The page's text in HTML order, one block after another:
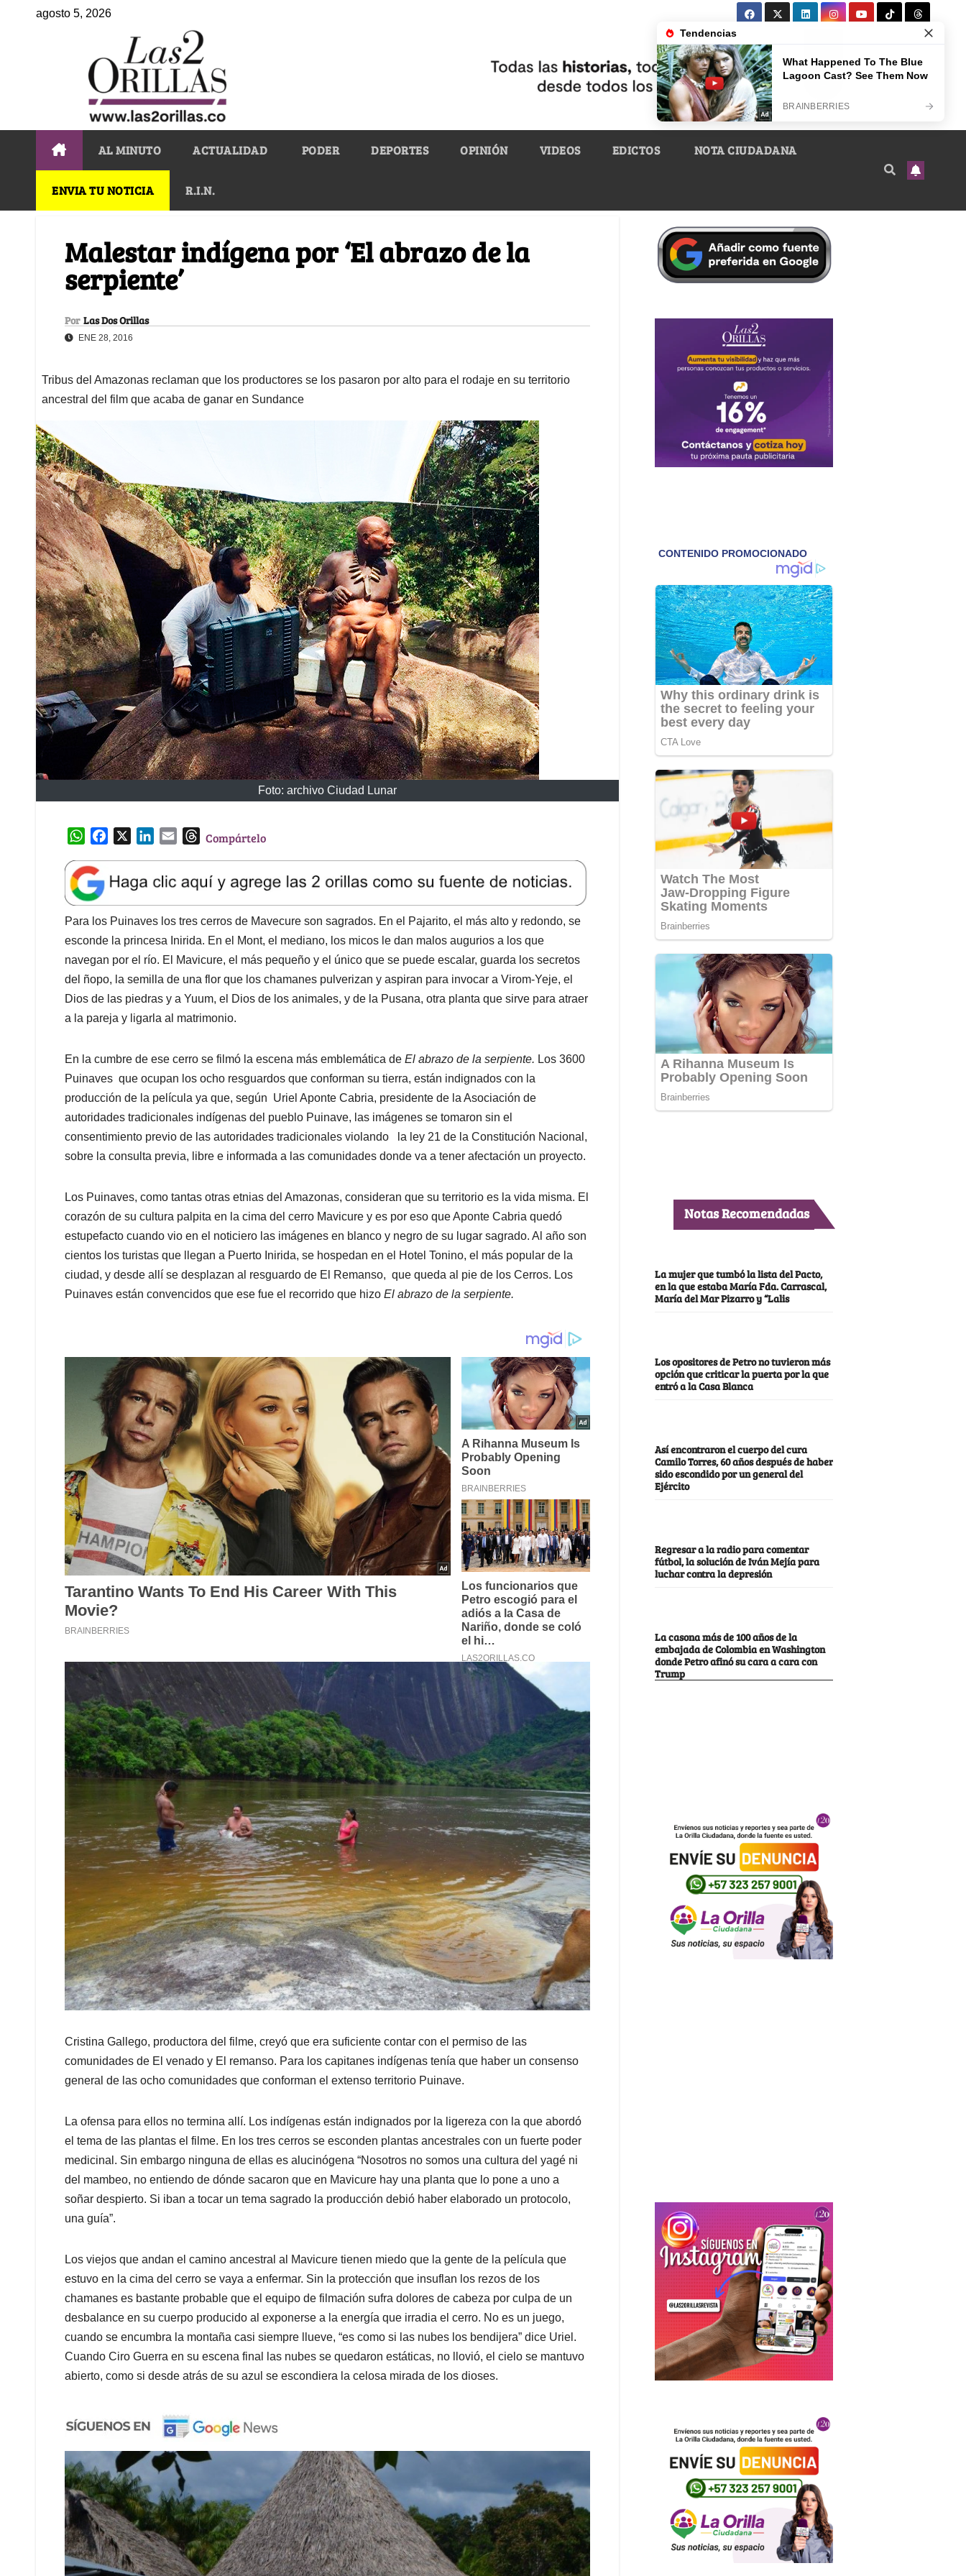
agosto 5, 2026
AL MINUTO ACTUALIDAD PODER DEPORTES OPINIÓN VIDEOS EDICTOS NOTA CIUDADANA
ENVIA TU NOTICIA R.I.N.
Malestar indígena por ‘El abrazo de la
serpiente’
Por Las Dos Orillas
ENE 28, 2016
Tribus del Amazonas reclaman que los productores se los pasaron por alto para el rodaje en su territorio
ancestral del film que acaba de ganar en Sundance
Foto: archivo Ciudad Lunar
W
a
t
s
A
p
p
e
b
o
o
k
k
e
d
I
n
l
T
e
a
d
s
Compártelo
Para los Puinaves los tres cerros de Mavecure son sagrados. En el Pajarito, el más alto y redondo, se
esconde la princesa Inirida. En el Mont, el mediano, los micos le dan malos augurios a los que
navegan por el río. El Mavicure, el más pequeño y el único que se puede escalar, guarda los secretos
del ñopo, la semilla de una flor que los chamanes pulverizan y aspiran para invocar a Virom-Yeje, el
Dios de las piedras y a Yuum, el Dios de los animales, y de la Pusana, otra planta que sirve para atraer
a la pareja y ligarla al matrimonio.
En la cumbre de ese cerro se filmó la escena más emblemática de El abrazo de la serpiente. Los 3600
Puinaves que ocupan los ocho resguardos que conforman su tierra, están indignados con la
producción de la película ya que, según Uriel Aponte Cabria, presidente de la Asociación de
autoridades tradicionales indígenas del pueblo Puinave, las imágenes se tomaron sin el
consentimiento previo de las autoridades tradicionales violando la ley 21 de la Constitución Nacional,
sobre la consulta previa, libre e informada a las comunidades donde va a tener afectación un proyecto.
Los Puinaves, como tantas otras etnias del Amazonas, consideran que su territorio es la vida misma. El
corazón de su cultura palpita en la cima del cerro Mavicure y es por eso que Aponte Cabria quedó
estupefacto cuando vio en el noticiero las imágenes en blanco y negro de su lugar sagrado. Al año son
cientos los turistas que llegan a Puerto Inirida, se hospedan en el Hotel Tonino, el más popular de la
ciudad, y desde allí se desplazan al resguardo de El Remanso, que queda al pie de los Cerros. Los
Puinaves están convencidos que ese fue el recorrido que hizo El abrazo de la serpiente.
Cristina Gallego, productora del filme, creyó que era suficiente contar con el permiso de las
comunidades de El venado y El remanso. Para los capitanes indígenas tenía que haber un consenso
general de las ocho comunidades que conforman el extenso territorio Puinave.
La ofensa para ellos no termina allí. Los indígenas están indignados por la ligereza con la que abordó
el tema de las plantas el filme. En los tres cerros se esconden plantas ancestrales con un fuerte poder
medicinal. Sin embargo ninguna de ellas es alucinógena “Nosotros no somos una cultura del yagé ni
del mambeo, no entiendo de dónde sacaron que en Mavicure hay una planta que lo pone a uno a
soñar despierto. Si iban a tocar un tema sagrado la producción debió haber elaborado un protocolo,
una guía”.
Los viejos que andan el camino ancestral al Mavicure tienen miedo que la gente de la película que
estuvo en la cima del cerro se vaya a enfermar. Sin la protección que insuflan los rezos de los
chamanes es bastante probable que el equipo de filmación sufra dolores de cabeza por culpa de un
desbalance en su cuerpo producido al exponerse a la energía que irradia el cerro. No es un juego,
cuando se encumbra la montaña casi siempre llueve, “es como si las nubes los bendijera” dice Uriel.
Cuando Ciro Guerra en su escena final las nubes se quedaron estáticas, no llovió, el cielo se mantuvo
abierto, como si desde atrás de su azul se escondiera la celosa mirada de los dioses.
Notas Recomendadas
La mujer que tumbó la lista del Pacto,
en la que estaba María Fda. Carrascal,
María del Mar Pizarro y “Lalis
Los opositores de Petro no tuvieron más
opción que criticar la puerta por la que
entró a la Casa Blanca
Así encontraron el cuerpo del cura
Camilo Torres, 60 años después de haber
sido escondido por un general del
Ejército
Regresar a la radio para comentar
fútbol, la solución de Iván Mejía para
luchar contra la depresión
La casona más de 100 años de la
embajada de Colombia en Washington
donde Petro afinó su cara a cara con
Trump